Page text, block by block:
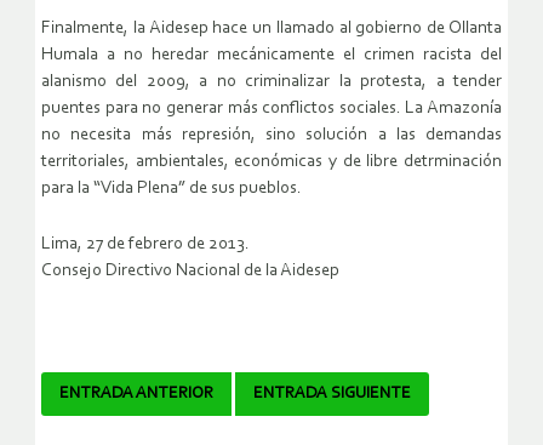
Finalmente, la Aidesep hace un llamado al gobierno de Ollanta
Humala a no heredar mecánicamente el crimen racista del
alanismo del 2009, a no criminalizar la protesta, a tender
puentes para no generar más conflictos sociales. La Amazonía
no necesita más represión, sino solución a las demandas
territoriales, ambientales, económicas y de libre detrminación
para la “Vida Plena” de sus pueblos.
Lima, 27 de febrero de 2013.
Consejo Directivo Nacional de la Aidesep
Navegador
ENTRADA ANTERIOR ENTRADA SIGUIENTE